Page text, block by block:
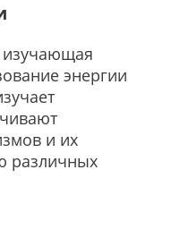
изучающая
энергии
и их
различных